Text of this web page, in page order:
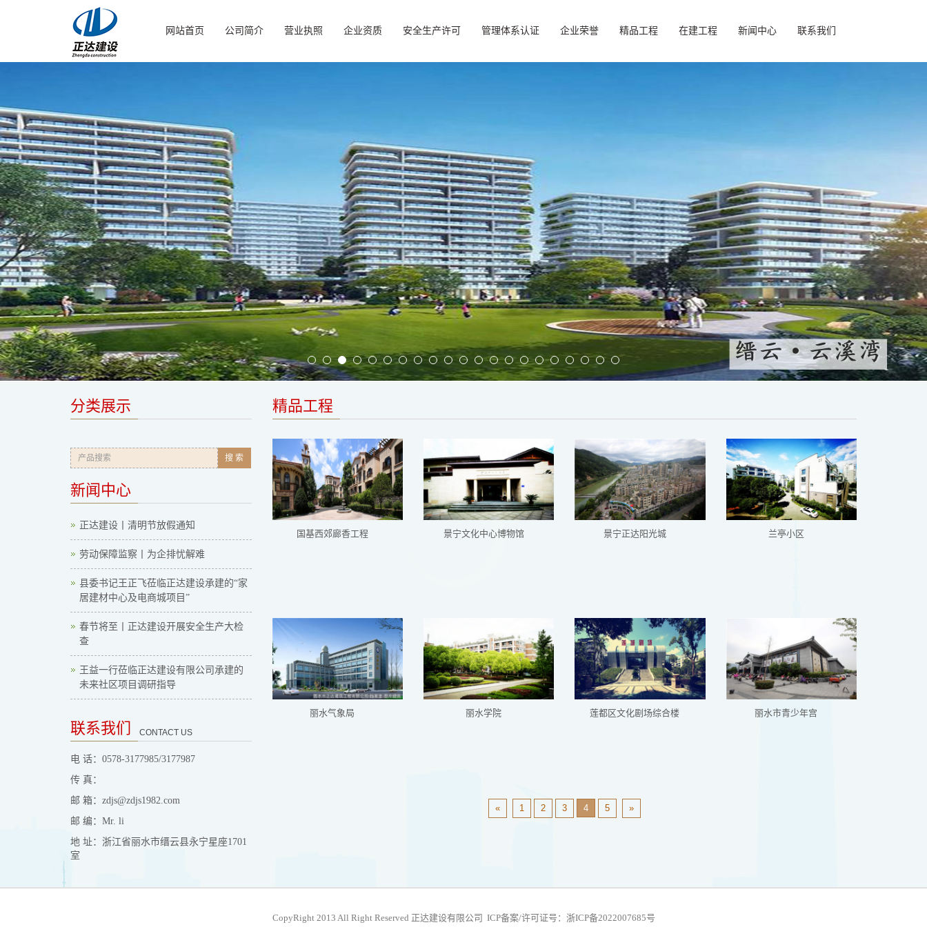
网站首页 公司简介 营业执照 企业资质 安全生产许可 管理体系认证 企业荣誉 精品工程 在建工程 新闻中心 联系我们
精品工程
国基西郊廊香工程 景宁文化中心博物馆 景宁正达阳光城 兰亭小区
丽水气象局 丽水学院 莲都区文化剧场综合楼 丽水市青少年宫
« 1 2 3 4 5 »
分类展示
搜 索
新闻中心
正达建设丨清明节放假通知
劳动保障监察丨为企排忧解难
县委书记王正飞莅临正达建设承建的“家
居建材中心及电商城项目”
春节将至丨正达建设开展安全生产大检
查
王益一行莅临正达建设有限公司承建的
未来社区项目调研指导
联系我们 CONTACT US
电 话：0578-3177985/3177987
传 真：
邮 箱：zdjs@zdjs1982.com
邮 编：Mr. li
地 址：浙江省丽水市缙云县永宁星座1701
室
CopyRight 2013 All Right Reserved 正达建设有限公司 ICP备案/许可证号：浙ICP备2022007685号